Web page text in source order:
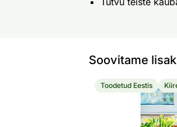
Soovitame
Narma plastikvaip
Toodetud Eestis